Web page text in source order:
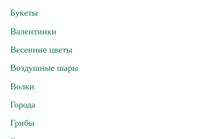
Букеты
Валентинки
Весенние цветы
Воздушные шары
Волки
Города
Грибы